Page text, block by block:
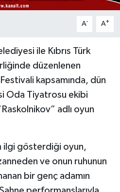
A- A+
ile Kıbrıs Türk
düzenlenen
kapsamında, dün
Oda Tiyatrosu ekibi
adlı oyun
ilgi gösterdiği oyun,
ve onun ruhunun
bir genç adamın